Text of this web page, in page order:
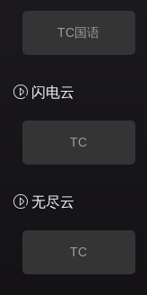
TC国语
闪电云
TC
无尽云
TC